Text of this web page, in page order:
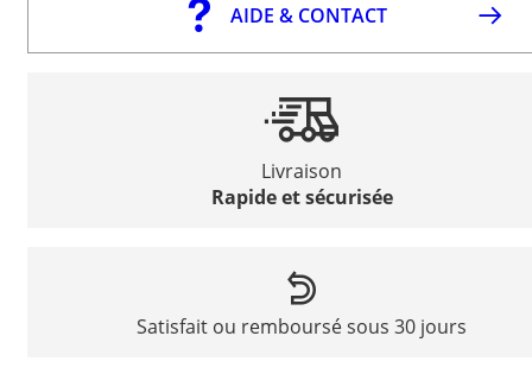
AIDE & CONTACT
Livraison
Rapide et sécurisée
Satisfait ou remboursé sous 30 jours